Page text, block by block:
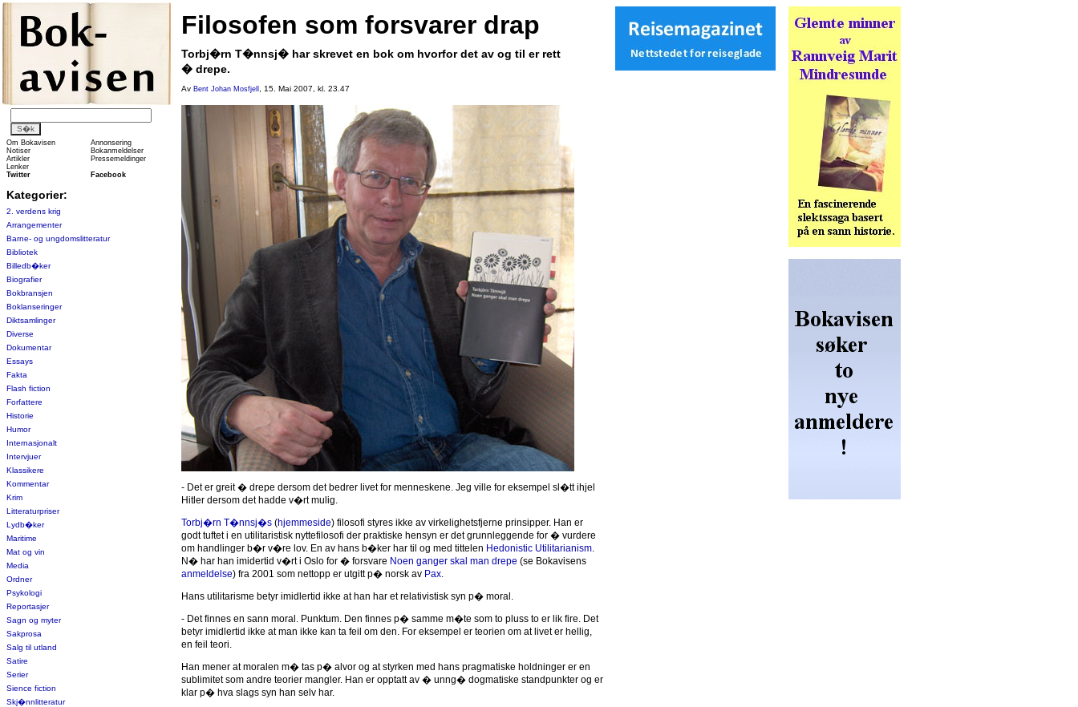
Om Bokavisen
Annonsering
Notiser
Bokanmeldelser
Artikler
Pressemeldinger
Lenker
Twitter
Facebook
Kategorier:
2. verdens krig
Arrangementer
Barne- og ungdomslitteratur
Bibliotek
Billedb�ker
Biografier
Bokbransjen
Boklanseringer
Diktsamlinger
Diverse
Dokumentar
Essays
Fakta
Flash fiction
Forfattere
Historie
Humor
Internasjonalt
Intervjuer
Klassikere
Kommentar
Krim
Litteraturpriser
Lydb�ker
Maritime
Mat og vin
Media
Ordner
Psykologi
Reportasjer
Sagn og myter
Sakprosa
Salg til utland
Satire
Serier
Sience fiction
Skj�nnlitteratur
Filosofen som forsvarer drap
Torbj�rn T�nnsj� har skrevet en bok om hvorfor det av og til er rett
� drepe.
Av Bent Johan Mosfjell , 15. Mai 2007, kl. 23.47
- Det er greit � drepe dersom det bedrer livet for menneskene. Jeg ville for eksempel sl�tt ihjel
Hitler dersom det hadde v�rt mulig.
Torbj�rn T�nnsj�s (hjemmeside) filosofi styres ikke av virkelighetsfjerne prinsipper. Han er
godt tuftet i en utilitaristisk nyttefilosofi der praktiske hensyn er det grunnleggende for � vurdere
om handlinger b�r v�re lov. En av hans b�ker har til og med tittelen Hedonistic Utilitarianism.
N� har han imidertid v�rt i Oslo for � forsvare Noen ganger skal man drepe (se Bokavisens
anmeldelse) fra 2001 som nettopp er utgitt p� norsk av Pax.
Hans utilitarisme betyr imidlertid ikke at han har et relativistisk syn p� moral.
- Det finnes en sann moral. Punktum. Den finnes p� samme m�te som to pluss to er lik fire. Det
betyr imidlertid ikke at man ikke kan ta feil om den. For eksempel er teorien om at livet er hellig,
en feil teori.
Han mener at moralen m� tas p� alvor og at styrken med hans pragmatiske holdninger er en
sublimitet som andre teorier mangler. Han er opptatt av � unng� dogmatiske standpunkter og er
klar p� hva slags syn han selv har.